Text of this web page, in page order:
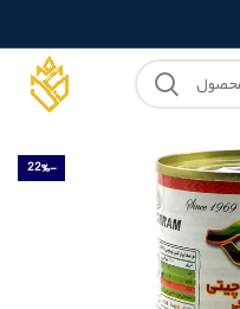
-22%